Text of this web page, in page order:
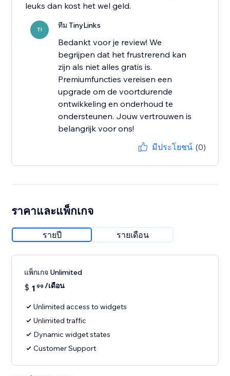
leuks dan kost het wel geld.
TI ทีม TinyLinks
Bedankt voor je review! We
begrijpen dat het frustrerend kan
zijn als niet alles gratis is.
Premiumfuncties vereisen een
upgrade om de voortdurende
ontwikkeling en onderhoud te
ondersteunen. Jouw vertrouwen is
belangrijk voor ons!
มีประโยชน์ (0)
ราคาและแพ็กเกจ
รายปี รายเดือน
แพ็กเกจ Unlimited
$ 1 99 /เดือน
Unlimited access to widgets
Unlimited traffic
Dynamic widget states
Customer Support